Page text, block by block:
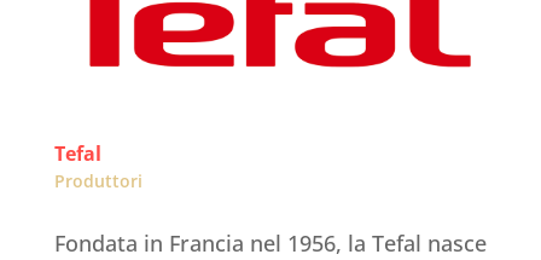
Tefal
Produttori
Fondata in Francia nel 1956, la Tefal nasce